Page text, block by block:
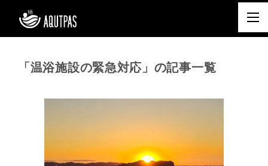
「温浴施設の緊急対応」の記事一覧